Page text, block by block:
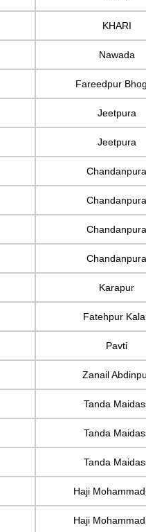
KHARI
Nawada
Fareedpur
Jeetpura
Jeetpura
Karapur
Fatehpur
Pavti
Zanail
Tanda
Tanda
Tanda
Haji
Haji